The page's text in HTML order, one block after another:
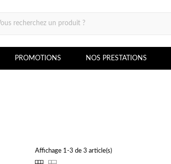
PROMOTIONS NOS PRESTATIONS
Affichage 1-3 de 3 article(s)